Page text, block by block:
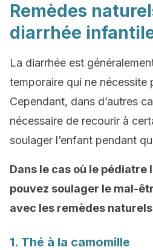
Remèdes
diarrhée
La diarrhée est
temporaire qui ne nécessite
Cependant, dans d’autres
nécessaire de recourir à
soulager l’enfant pendant
Dans le cas où le pédiatre
pouvez soulager le mal-
avec les remèdes
1. Thé à la camomille